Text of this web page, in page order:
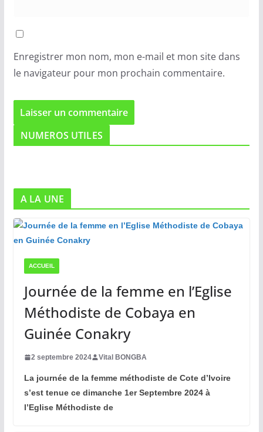
Enregistrer mon nom, mon e-mail et mon site dans
le navigateur pour mon prochain commentaire.
NUMEROS UTILES
A LA UNE
ACCUEIL
Journée de la femme en l’Eglise
Méthodiste de Cobaya en
Guinée Conakry
2 septembre 2024 Vital BONGBA
La journée de la femme méthodiste de Cote d’Ivoire
s’est tenue ce dimanche 1er Septembre 2024 à
l’Eglise Méthodiste de